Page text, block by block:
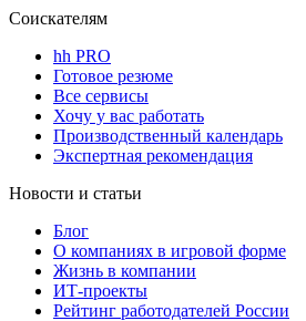
Соискателям
hh PRO
Готовое резюме
Все сервисы
Хочу у вас работать
Производственный календарь
Экспертная рекомендация
Новости и статьи
Блог
О компаниях в игровой форме
Жизнь в компании
ИТ-проекты
Рейтинг работодателей России